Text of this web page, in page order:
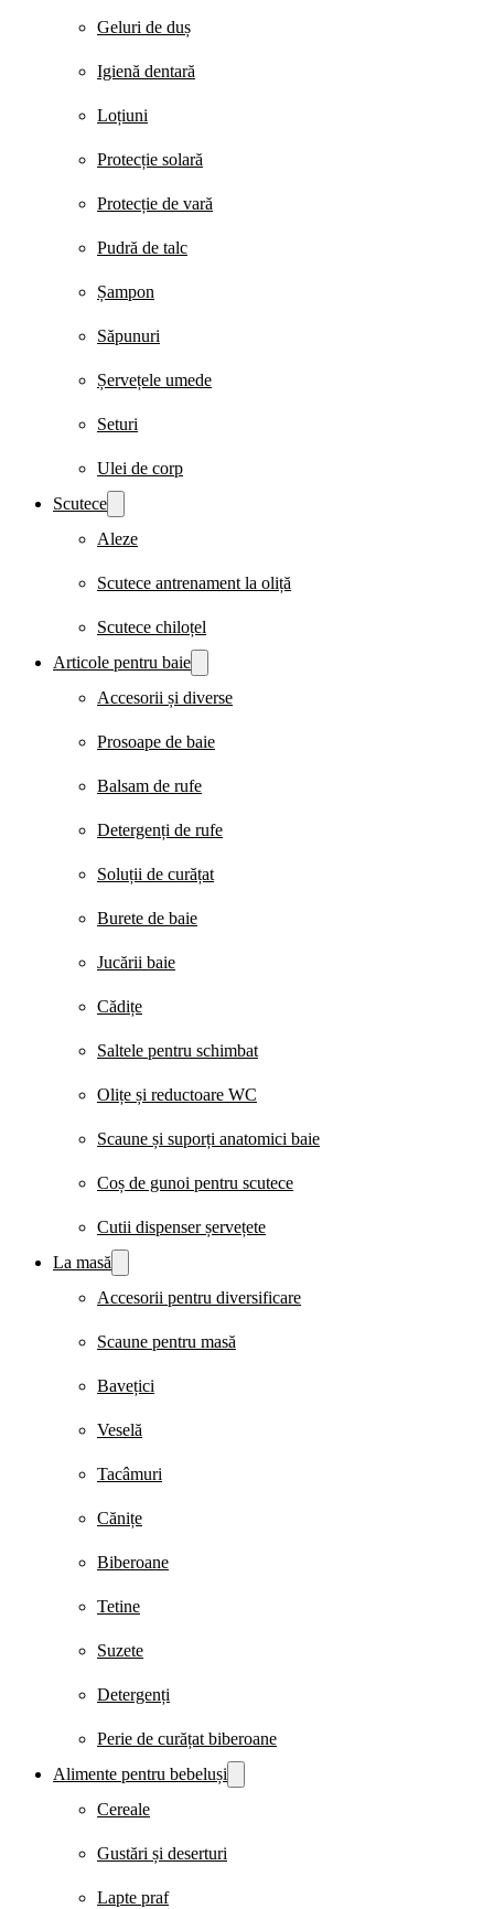
Geluri de duș
Igienă dentară
Loțiuni
Protecție solară
Protecție de vară
Pudră de talc
Șampon
Săpunuri
Șervețele umede
Seturi
Ulei de corp
Scutece
Aleze
Scutece antrenament la oliță
Scutece chiloțel
Articole pentru baie
Accesorii și diverse
Prosoape de baie
Balsam de rufe
Detergenți de rufe
Soluții de curățat
Burete de baie
Jucării baie
Cădițe
Saltele pentru schimbat
Olițe și reductoare WC
Scaune și suporți anatomici baie
Coș de gunoi pentru scutece
Cutii dispenser șervețete
La masă
Accesorii pentru diversificare
Scaune pentru masă
Bavețici
Veselă
Tacâmuri
Cănițe
Biberoane
Tetine
Suzete
Detergenți
Perie de curățat biberoane
Alimente pentru bebeluși
Cereale
Gustări și deserturi
Lapte praf